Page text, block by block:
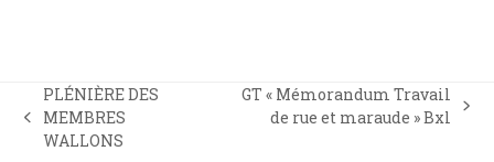
previous
post:
PLÉNIÈRE DES
MEMBRES
WALLONS
GT « Mémorandum Travail
de rue et maraude » Bxl